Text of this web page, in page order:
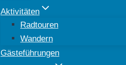
Aktivitäten
Radtouren
Wandern
Gästeführungen